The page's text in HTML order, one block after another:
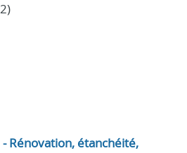
Rénovation, étanchéité,